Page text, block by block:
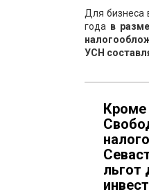
Для бизнеса
года в
УСН
Кроме
льгот